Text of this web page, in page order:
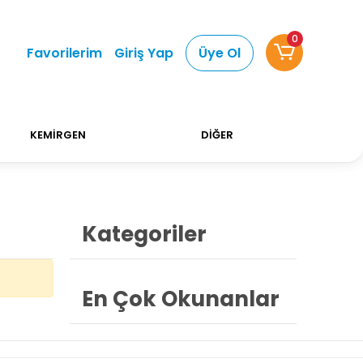
Üstü Alışverişlerinizde Kargo Ücretsiz!
Favorilerim Giriş Yap Üye Ol
0
KEMİRGEN DİĞER
Kategoriler
En Çok Okunanlar